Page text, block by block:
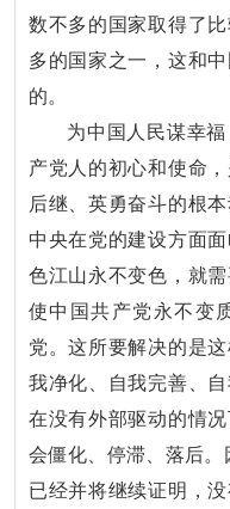
数不多的国家取得了
多的国家之一，这和
的。
为中国人民谋幸
产党人的初心和使命
后继、英勇奋斗的根
中央在党的建设方面
色江山永不变色，就
使中国共产党永不变
党。这所要解决的是
我净化、自我完善、
在没有外部驱动的情
会僵化、停滞、落后。
已经并将继续证明，